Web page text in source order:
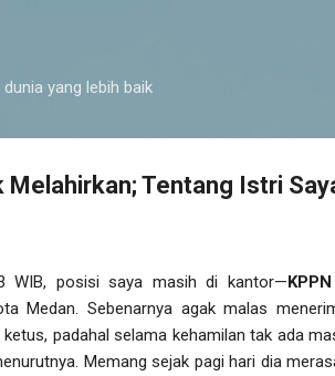
yang lebih baik
Melahirkan; Tentang Istri
WIB, posisi saya masih di kantor—
Medan. Sebenarnya agak malas
padahal selama kehamilan tak ada
Memang sejak pagi hari dia